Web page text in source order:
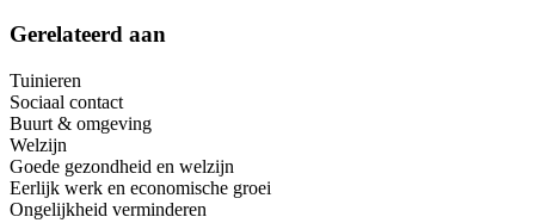
Gerelateerd aan
Tuinieren
Sociaal contact
Buurt & omgeving
Welzijn
Goede gezondheid en welzijn
Eerlijk werk en economische groei
Ongelijkheid verminderen